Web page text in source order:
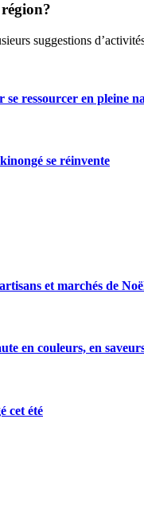
suggestions
ressourcer en pleine
se réinvente
et marchés de
en couleurs, en
cet été